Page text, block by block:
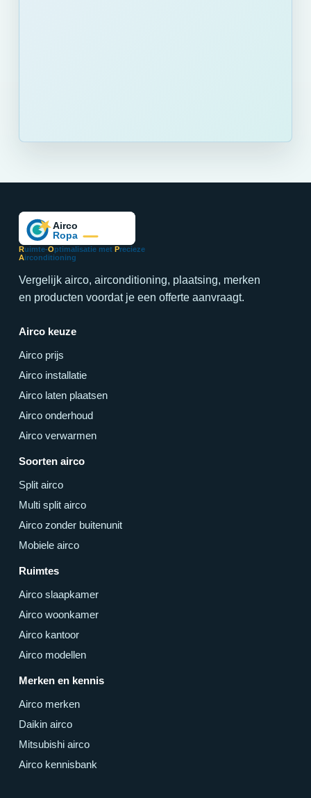
Ruimte-Optimalisatie met Precieze
Airconditioning
Vergelijk airco, airconditioning, plaatsing, merken
en producten voordat je een offerte aanvraagt.
Airco keuze
Airco prijs
Airco installatie
Airco laten plaatsen
Airco onderhoud
Airco verwarmen
Soorten airco
Split airco
Multi split airco
Airco zonder buitenunit
Mobiele airco
Ruimtes
Airco slaapkamer
Airco woonkamer
Airco kantoor
Airco modellen
Merken en kennis
Airco merken
Daikin airco
Mitsubishi airco
Airco kennisbank